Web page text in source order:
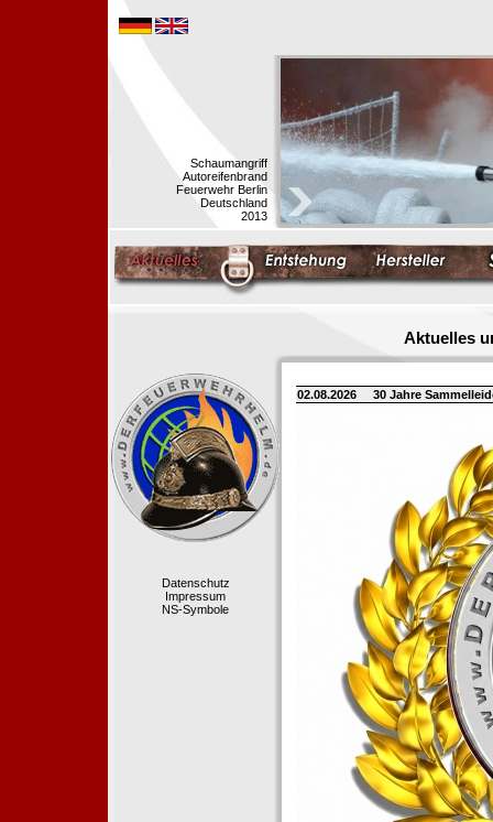
Schaumangriff
Autoreifenbrand
Feuerwehr Berlin
Deutschland
2013
Aktuelles
Datenschutz
Impressum
NS-Symbole
02.08.2026 30 Jahre